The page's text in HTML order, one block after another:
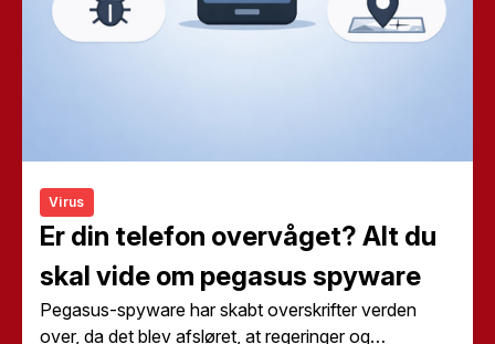
Virus
Er din telefon overvåget? Alt du
skal vide om pegasus spyware
Pegasus-spyware har skabt overskrifter verden
over, da det blev afsløret, at regeringer og